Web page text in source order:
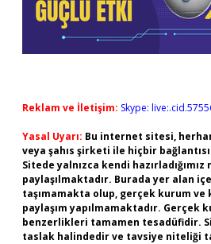
Reklam ve İletişim: Skype:
Yasal Uyarı: Bu internet sitesi,
veya şahıs şirketi ile hiçbir
Sitede yalnızca kendi
paylaşılmaktadır. Burada yer alan
taşımamakta olup, gerçek kurum ve
paylaşım yapılmamaktadır. Gerçek
benzerlikleri tamamen tesadüfidir.
taslak halindedir ve tavsiye niteliği